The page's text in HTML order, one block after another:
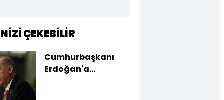
ÇEKEBİLİR
Cumhurbaşkanı
Erdoğan'a